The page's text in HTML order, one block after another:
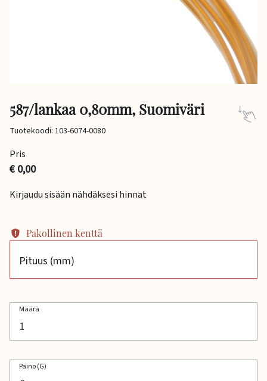
587/lankaa 0,80mm, Suomiväri
Tuotekoodi: 103-6074-0080
Pris
€ 0,00
Kirjaudu sisään nähdäksesi hinnat
Pakollinen kenttä
Pituus (mm)
Määrä
Paino (G)